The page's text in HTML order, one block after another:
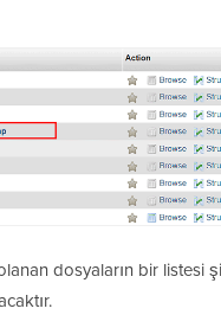
dosyaların bir listesi